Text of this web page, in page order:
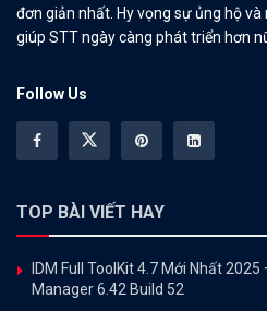
đơn giản nhất. Hy vọng sự ủng hộ
giúp STT ngày càng phát triển hơn
Follow Us
TOP BÀI VIẾT HAY
IDM Full ToolKit 4.7 Mới Nhất
Manager 6.42 Build 52